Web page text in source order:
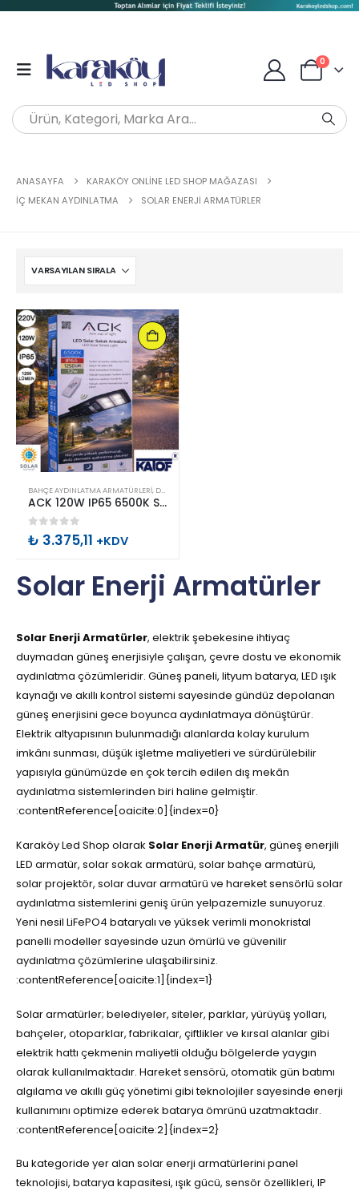
0
ANASAYFA
KARAKÖY ONLINE LED SHOP MAĞAZASI
İÇ MEKAN AYDINLATMA
SOLAR ENERJI ARMATÜRLER
BAHÇE AYDINLATMA ARMATÜRLERI, DIŞ MEKAN AYDINLATMA
ACK 120W IP65 6500K Solar Enerjili Sokak Armatürü
0 out of 5
₺ 3.375,11 +KDV
Solar Enerji Armatürler
Solar Enerji Armatürler, elektrik şebekesine ihtiyaç
duymadan güneş enerjisiyle çalışan, çevre dostu ve ekonomik
aydınlatma çözümleridir. Güneş paneli, lityum batarya, LED ışık
kaynağı ve akıllı kontrol sistemi sayesinde gündüz depolanan
güneş enerjisini gece boyunca aydınlatmaya dönüştürür.
Elektrik altyapısının bulunmadığı alanlarda kolay kurulum
imkânı sunması, düşük işletme maliyetleri ve sürdürülebilir
yapısıyla günümüzde en çok tercih edilen dış mekân
aydınlatma sistemlerinden biri haline gelmiştir.
:contentReference[oaicite:0]{index=0}
Karaköy Led Shop olarak Solar Enerji Armatür, güneş enerjili
LED armatür, solar sokak armatürü, solar bahçe armatürü,
solar projektör, solar duvar armatürü ve hareket sensörlü solar
aydınlatma sistemlerini geniş ürün yelpazemizle sunuyoruz.
Yeni nesil LiFePO4 bataryalı ve yüksek verimli monokristal
panelli modeller sayesinde uzun ömürlü ve güvenilir
aydınlatma çözümlerine ulaşabilirsiniz.
:contentReference[oaicite:1]{index=1}
Solar armatürler; belediyeler, siteler, parklar, yürüyüş yolları,
bahçeler, otoparklar, fabrikalar, çiftlikler ve kırsal alanlar gibi
elektrik hattı çekmenin maliyetli olduğu bölgelerde yaygın
olarak kullanılmaktadır. Hareket sensörü, otomatik gün batımı
algılama ve akıllı güç yönetimi gibi teknolojiler sayesinde enerji
kullanımını optimize ederek batarya ömrünü uzatmaktadır.
:contentReference[oaicite:2]{index=2}
Bu kategoride yer alan solar enerji armatürlerini panel
teknolojisi, batarya kapasitesi, ışık gücü, sensör özellikleri, IP